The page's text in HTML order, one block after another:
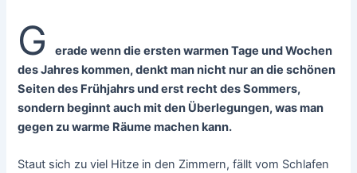
G
erade wenn die ersten warmen Tage und Wochen
des Jahres kommen, denkt man nicht nur an die schönen
Seiten des Frühjahrs und erst recht des Sommers,
sondern beginnt auch mit den Überlegungen, was man
gegen zu warme Räume machen kann.
Staut sich zu viel Hitze in den Zimmern, fällt vom Schlafen